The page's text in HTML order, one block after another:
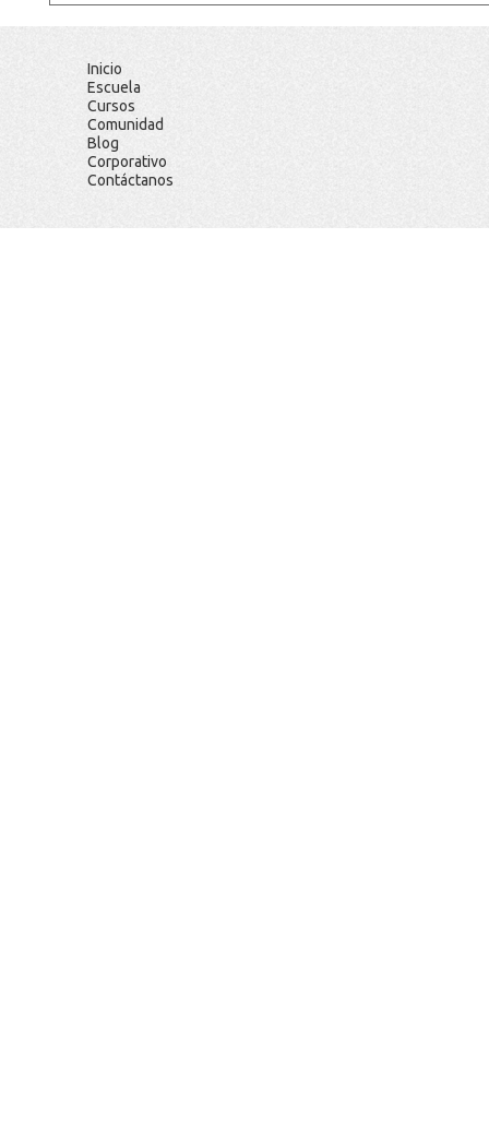
Inicio
Escuela
Cursos
Comunidad
Blog
Corporativo
Contáctanos